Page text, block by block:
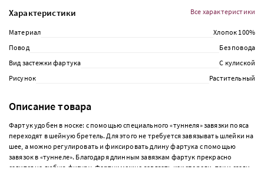
Характеристики
Материал
Хлопок 100%
Повод
Без повода
Вид застежки фартука
С кулиской
Рисунок
Растительный
Все характеристики
Описание товара
Фартук удобен в носке: с помощью специального «туннеля» завязки пояса
переходят в шейную бретель. Для этого не требуется завязывать шлейки на
шее, а можно регулировать и фиксировать длину фартука с помощью
завязок в «туннеле». Благодаря длинным завязкам фартук прекрасно
садится на любую фигуру. Фартук можно завязать как спереди, так и сзади.